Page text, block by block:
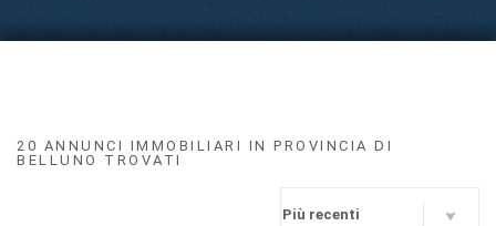
20 ANNUNCI IMMOBILIARI IN PROVINCIA DI
BELLUNO TROVATI